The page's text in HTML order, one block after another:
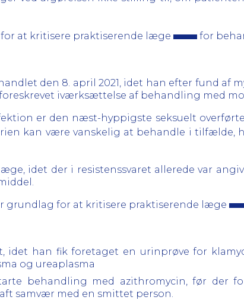
at kritisere praktiserende læge for
den 8. april 2021, idet han efter fund af
iværksættelse af behandling med
er den næst-hyppigste seksuelt
kan være vanskelig at behandle i tilfælde,
idet der i resistenssvaret allerede var
grundlag for at kritisere praktiserende læge
han fik foretaget en urinprøve for
og ureaplasma
behandling med azithromycin, før der
samvær med en smittet person.